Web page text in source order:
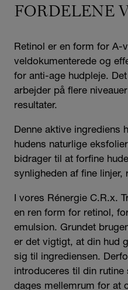
FORDELENE
Retinol er en form for A-
veldokumenterede og
for anti-age hudpleje.
arbejder på flere
resultater.
Denne aktive
hudens naturlige
bidrager til at forfine
synligheden af fine
I vores Rénergie C.R.x.
en ren form for retinol,
emulsion. Grundet
er det vigtigt, at din hud
sig til ingrediensen.
introduceres til din
dages mellemrum for at